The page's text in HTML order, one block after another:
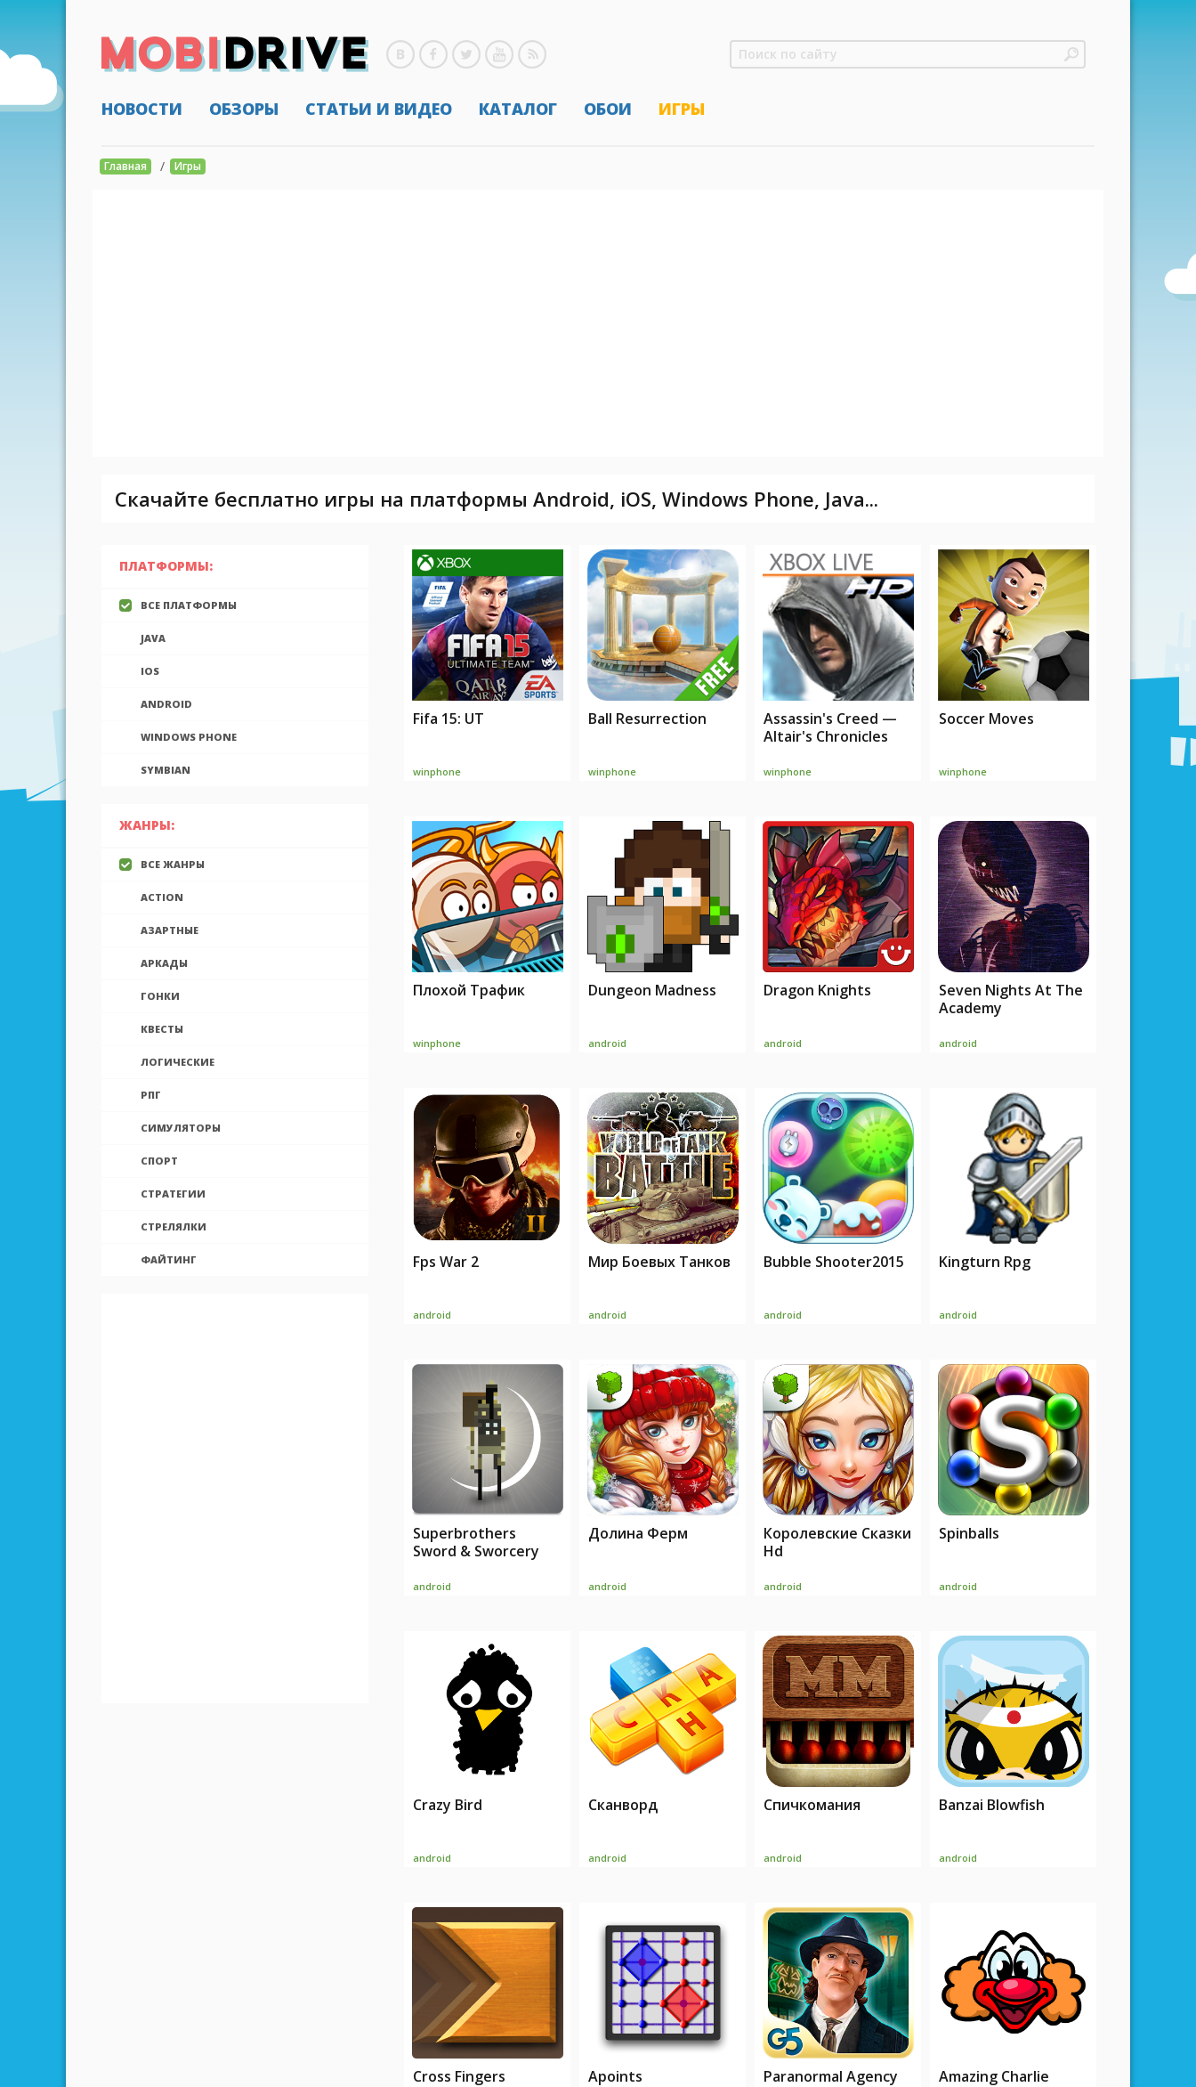
НОВОСТИ ОБЗОРЫ СТАТЬИ И ВИДЕО КАТАЛОГ ОБОИ ИГРЫ
Главная / Игры
Скачайте бесплатно игры на платформы Android, iOS, Windows Phone, Java...
ПЛАТФОРМЫ:
ВСЕ ПЛАТФОРМЫ
JAVA
IOS
ANDROID
WINDOWS PHONE
SYMBIAN
ЖАНРЫ:
ВСЕ ЖАНРЫ
ACTION
АЗАРТНЫЕ
АРКАДЫ
ГОНКИ
КВЕСТЫ
ЛОГИЧЕСКИЕ
РПГ
СИМУЛЯТОРЫ
СПОРТ
СТРАТЕГИИ
СТРЕЛЯЛКИ
ФАЙТИНГ
Fifa 15: UT
winphone
Ball Resurrection
winphone
Assassin's Creed —
Altair's Chronicles
winphone
Soccer Moves
winphone
Плохой Трафик
winphone
Dungeon Madness
android
Dragon Knights
android
Seven Nights At The
Academy
android
Fps War 2
android
Мир Боевых Танков
android
Bubble Shooter2015
android
Kingturn Rpg
android
Superbrothers
Sword & Sworcery
android
Долина Ферм
android
Королевские Сказки
Hd
android
Spinballs
android
Crazy Bird
android
Сканворд
android
Спичкомания
android
Banzai Blowfish
android
Cross Fingers Apoints Paranormal Agency Amazing Charlie